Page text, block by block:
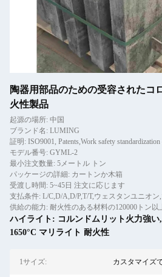
陶器用部品のための受容されたコ
火性製品
起源の場所: 中国
ブランド名: LUMING
証明: ISO9001, Patents,Work safety standardization
モデル番号: GYML-2
最小注文数量: 5メートル トン
パッケージの詳細: カートンか木箱
受渡し時間: 5~45日 注文に応じます
支払条件: L/C,D/A,D/P,T/T,ウェスタンユニオン
供給の能力: 耐火性のある材料の120000トン以
ハイライト: コルンドムリット火力強い,
1650°C マリライト 耐火性
1サイズ: カスタマイズ